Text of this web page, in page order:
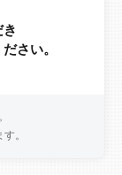
さい。
。